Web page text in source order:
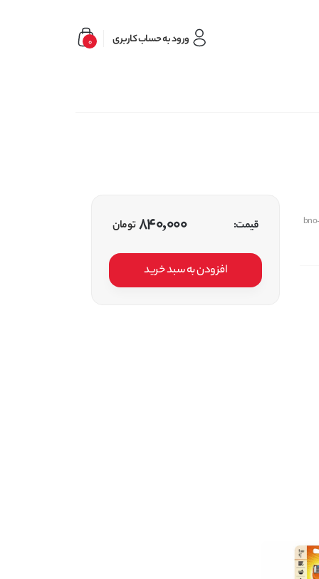
ورود به حساب کاربری 0
قیمت: 840,000تومان
افزودن به سبد خرید